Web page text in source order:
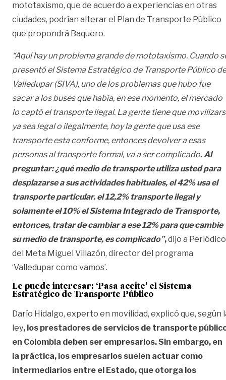
mototaxismo, que de acuerdo a experiencias en otras
ciudades, podrían alterar el Plan de Transporte Público
que propondrá Baquero.
“Aquí hay un problema grande de mototaxismo. Cuando
presentó el Sistema Estratégico de Transporte Público de
Valledupar (SIVA), uno de los problemas que hubo fue
sacar a los buses que había, en ese momento, el mercado
lo captó el transporte ilegal. La gente tiene que
ya sea legal o ilegalmente, hoy la gente que usa ese
transporte esta conforme, entonces devolver a esas
personas al transporte formal, va a ser complicado. Al
preguntar: ¿qué medio de transporte utiliza usted para
desplazarse a sus actividades habituales, el 42% usa el
transporte particular. el 12,2% transporte ilegal y
solamente el 10% el Sistema Integrado de Transporte,
entonces, tratar de cambiar a ese 12% para que cambie
su medio de transporte, es complicado”,dijo a Periódico
del Meta Miguel Villazón, director del programa
‘Valledupar como vamos’.
Le puede interesar: ‘Pasa aceite’ el Sistema
Estratégico de Transporte Público
Darío Hidalgo, experto en movilidad, explicó que, según
ley, los prestadores de servicios de transporte
en Colombia deben ser empresarios. Sin embargo, en
la práctica, los empresarios suelen actuar como
intermediarios entre el Estado, que otorga los